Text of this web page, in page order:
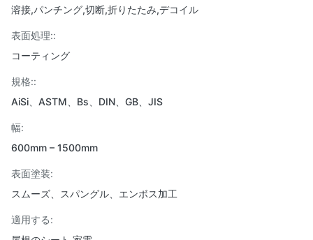
溶接,パンチング,切断,折りたたみ,デコイル
表面処理::
コーティング
規格::
AiSi、ASTM、Bs、DIN、GB、JIS
幅:
600mm – 1500mm
表面塗装:
スムーズ、スパングル、エンボス加工
適用する: